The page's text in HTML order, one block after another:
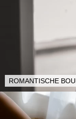
ROMANTISCHE